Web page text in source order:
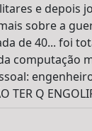
e depois
sobre a
de 40... foi
computação
TER Q